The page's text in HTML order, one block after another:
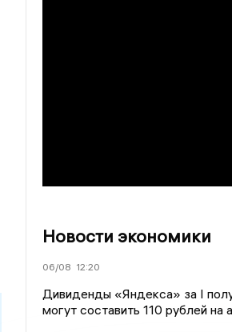
Новости экономики
06/08 12:20
Дивиденды «Яндекса» за I
могут составить 110 рублей на